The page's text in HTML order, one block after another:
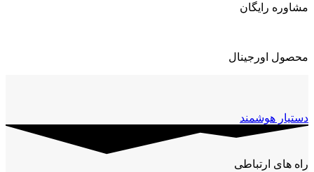
مشاوره رایگان
محصول اورجینال
دستیار هوشمند
راه های ارتباطی